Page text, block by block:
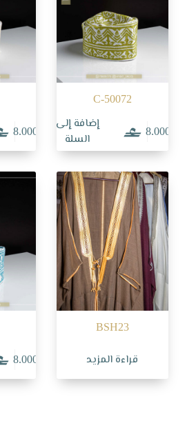
C-50072
8.000
إضافة إلى
السلة
8.000
BSH23
قراءة المزيد 8.000